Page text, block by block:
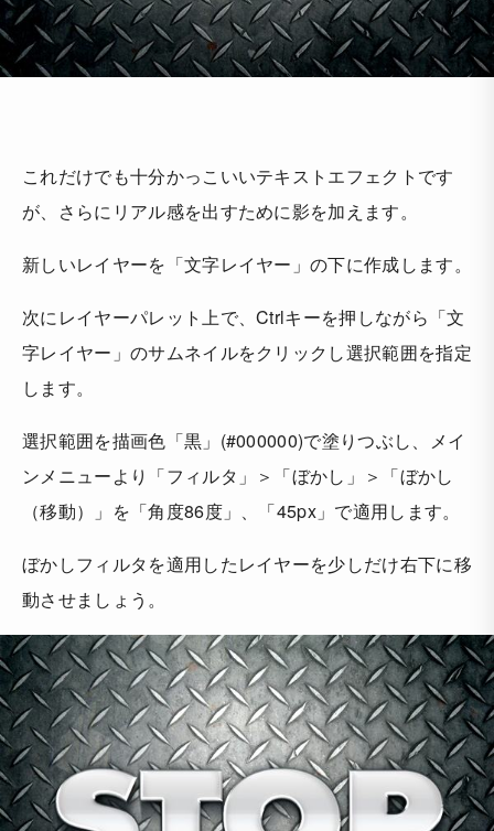
これだけでも十分かっこいいテキストエフェクトです
が、さらにリアル感を出すために影を加えます。
新しいレイヤーを「文字レイヤー」の下に作成します。
次にレイヤーパレット上で、Ctrlキーを押しながら「文
字レイヤー」のサムネイルをクリックし選択範囲を指定
します。
選択範囲を描画色「黒」(#000000)で塗りつぶし、メイ
ンメニューより「フィルタ」＞「ぼかし」＞「ぼかし
（移動）」を「角度86度」、「45px」で適用します。
ぼかしフィルタを適用したレイヤーを少しだけ右下に移
動させましょう。